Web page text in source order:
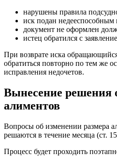
нарушены правила
иск подан
документ не оформлен
истец обратился с
При возврате иска
обратиться повторно по тем же
исправления недочетов.
Вынесение решения
алиментов
Вопросы об изменении размера
решаются в течение месяца (ст.
Процесс будет проходить